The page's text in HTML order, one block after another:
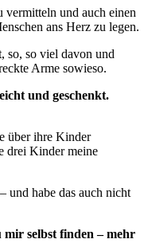
vermitteln und auch einen
ans Herz zu legen.
so, so viel davon und
Arme sowieso.
und geschenkt.
über ihre Kinder
drei Kinder meine
und habe das auch nicht
selbst finden – mehr